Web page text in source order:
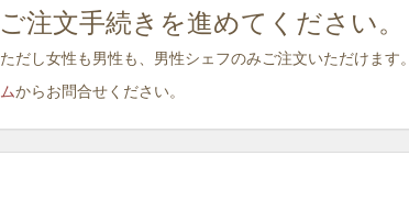
注文手続きを進めてください。
し女性も男性も、男性シェフのみご注文いただけます。
からお問合せください。